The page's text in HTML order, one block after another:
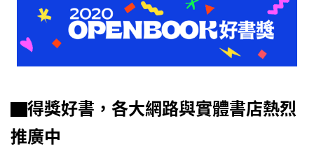
▇得獎好書，各大網路與實體書店熱烈
推廣中